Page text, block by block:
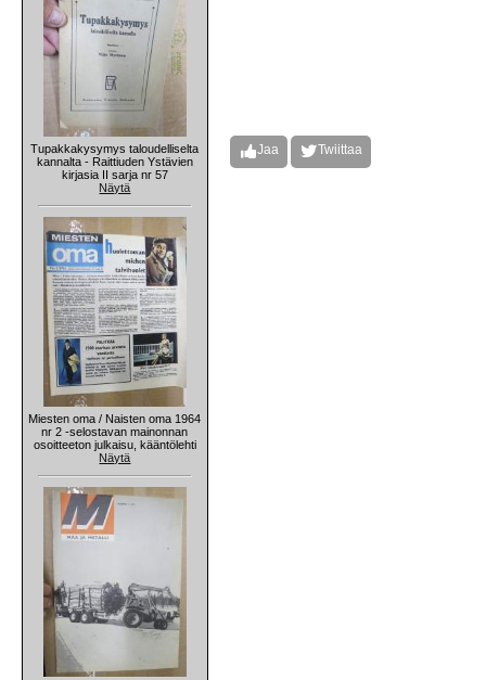
Tupakkakysymys taloudelliselta
kannalta - Raittiuden Ystävien
kirjasia II sarja nr 57
Näytä
Miesten oma / Naisten oma 1964
nr 2 -selostavan mainonnan
osoitteeton julkaisu, kääntölehti
Näytä
Jaa Twiittaa